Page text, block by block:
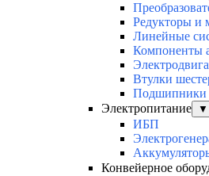
Редукторы и
Линейные
Компоненты
Втулки
Подшипники
Электропитание
▼
ИБП
Конвейерное